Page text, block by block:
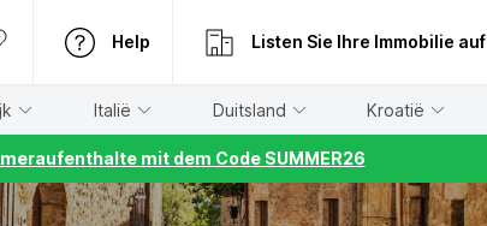
Help Listen Sie Ihre Immobilie auf
Italië Duitsland Kroatië
mit dem Code SUMMER26